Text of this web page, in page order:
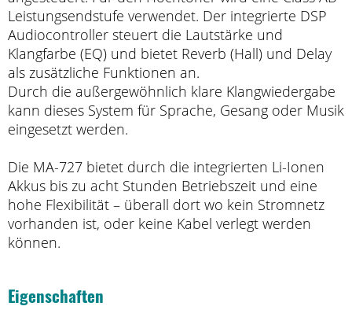
Leistungsendstufe verwendet. Der integrierte DSP
Audiocontroller steuert die Lautstärke und
Klangfarbe (EQ) und bietet Reverb (Hall) und Delay
als zusätzliche Funktionen an.
Durch die außergewöhnlich klare Klangwiedergabe
kann dieses System für Sprache, Gesang oder Musik
eingesetzt werden.
Die MA-727 bietet durch die integrierten Li-Ionen
Akkus bis zu acht Stunden Betriebszeit und eine
hohe Flexibilität – überall dort wo kein Stromnetz
vorhanden ist, oder keine Kabel verlegt werden
können.
Eigenschaften